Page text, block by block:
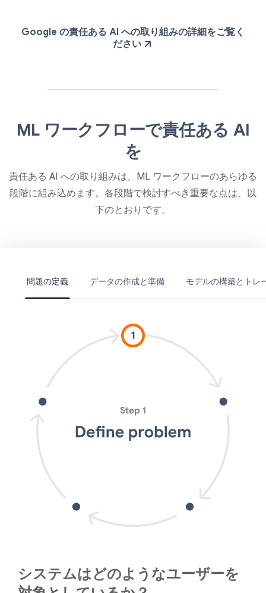
Google の責任ある AI への取り組みの詳細をご覧く
ださい
ML ワークフローで責任ある AI
を
責任ある AI への取り組みは、ML ワークフローのあらゆる
段階に組み込めます。各段階で検討すべき重要な点は、以
下のとおりです。
問題の定義 データの作成と準備 モデルの構築とトレ
システムはどのようなユーザーを